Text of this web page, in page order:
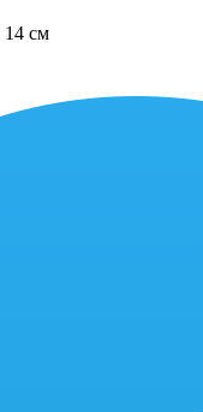
14 см